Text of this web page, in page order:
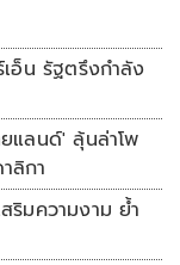
ำลัง
แลนด์' ลุ้นล่าโพ
ลิกา
ริมความงาม ย้ำ